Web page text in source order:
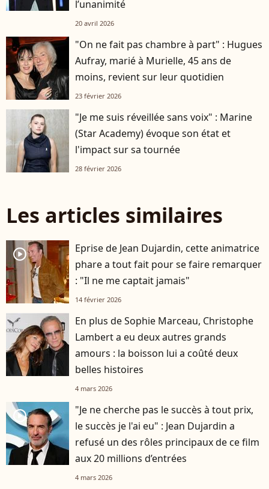
l’unanimité
20 avril 2026
"On ne fait pas chambre à part" : Hugues
Aufray, marié à Murielle, 45 ans de
moins, revient sur leur quotidien
23 février 2026
"Je me suis réveillée sans voix" : Marine
(Star Academy) évoque son état et
l'impact sur sa tournée
28 février 2026
Les articles similaires
player2
Eprise de Jean Dujardin, cette animatrice
phare a tout fait pour se faire remarquer
: "Il ne me captait jamais"
14 février 2026
En plus de Sophie Marceau, Christophe
Lambert a eu deux autres grands
amours : la boisson lui a coûté deux
belles histoires
4 mars 2026
player2
"Je ne cherche pas le succès à tout prix,
le succès je l'ai eu" : Jean Dujardin a
refusé un des rôles principaux de ce film
aux 20 millions d’entrées
4 mars 2026